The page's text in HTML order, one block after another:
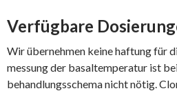
Verfügbare
Wir übernehmen keine haftung für
messung der basaltemperatur ist
behandlungsschema nicht nötig.